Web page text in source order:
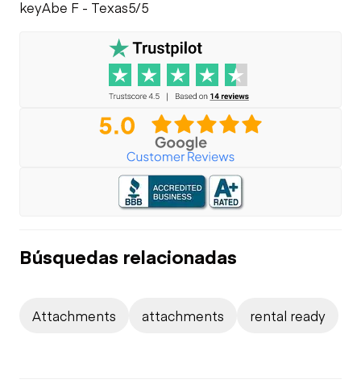
keyAbe F - Texas5/5
Búsquedas relacionadas
Attachments attachments rental ready